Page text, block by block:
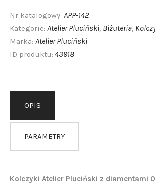
Nr katalogowy: APP-142
Kategorie: Atelier Pluciński, Biżuteria,
Marka: Atelier Pluciński
ID produktu: 43918
OPIS
PARAMETRY
Kolczyki Atelier Pluciński z diamentami